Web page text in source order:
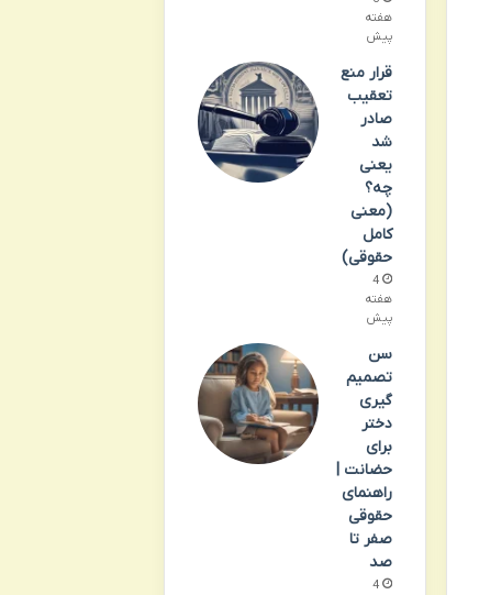
هفته
پیش
قرار منع
تعقیب
صادر
شد
یعنی
چه؟
(معنی
کامل
حقوقی)
4
هفته
پیش
سن
تصمیم
گیری
دختر
برای
حضانت |
راهنمای
حقوقی
صفر تا
صد
4